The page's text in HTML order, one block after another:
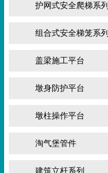
护网式安全爬梯系列
组合式安全梯笼系列
盖梁施工平台
墩身防护平台
墩柱操作平台
淘气堡管件
建筑立杆系列